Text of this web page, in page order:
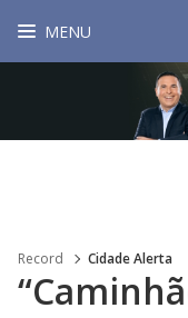
MENU
Record Cidade Alerta